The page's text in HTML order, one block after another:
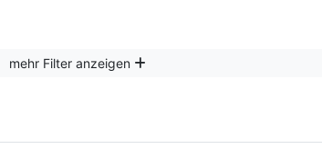
mehr Filter anzeigen